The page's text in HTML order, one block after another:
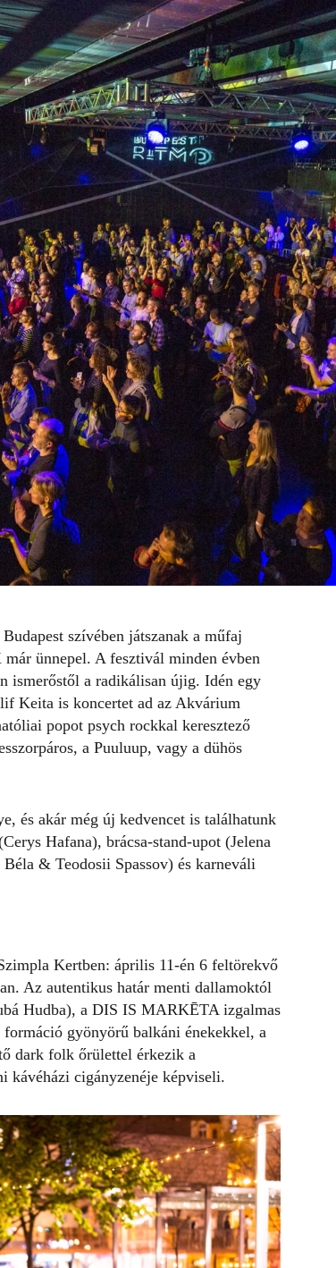
szívében játszanak a műfaj
ünnepel. A fesztivál minden évben
ismerőstől a radikálisan újig. Idén egy
Keita is koncertet ad az Akvárium
popot psych rockkal keresztező
a Puuluup, vagy a dühös
és akár még új kedvencet is találhatunk
Hafana), brácsa-stand-upot (Jelena
& Teodosii Spassov) és karneváli
Kertben: április 11-én 6 feltörekvő
Az autentikus határ menti dallamoktól
Hudba), a DIS IS MARKĒTA izgalmas
gyönyörű balkáni énekekkel, a
dark folk őrülettel érkezik a
kávéházi cigányzenéje képviseli.